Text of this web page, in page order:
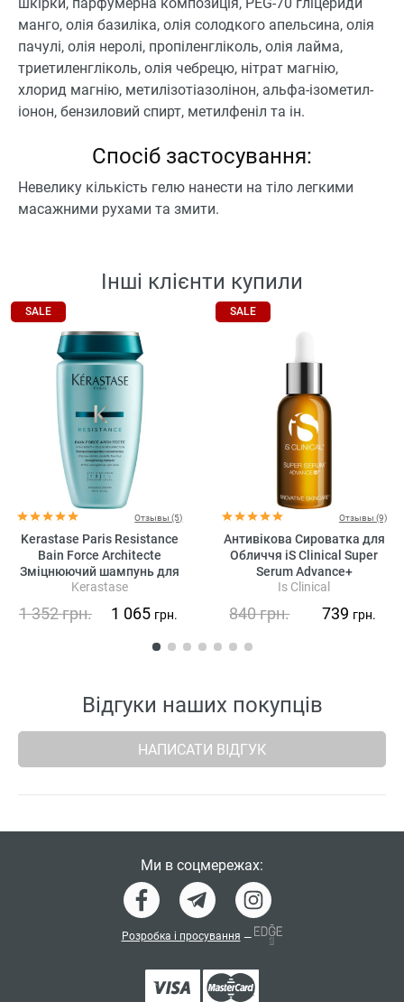
манго, олія базиліка, олія солодкого апельсина, олія
пачулі, олія неролі, пропіленгліколь, олія лайма,
триетиленгліколь, олія чебрецю, нітрат магнію,
хлорид магнію, метилізотіазолінон, альфа-ізометил-
іонон, бензиловий спирт, метилфеніл та ін.
Спосіб застосування:
Невелику кількість гелю нанести на тіло легкими
масажними рухами та змити.
Інші клієнти купили
SALE
Отзывы (5)
Kerastase Paris Resistance
Bain Force Architecte
Зміцнюючий шампунь для
волосся
Kerastase
1 352грн. 1 065 грн.
SALE
Отзывы (9)
Антивікова Сироватка для
Обличчя iS Clinical Super
Serum Advance+
Is Clinical
840грн. 739 грн.
Відгуки наших покупців
НАПИСАТИ ВІДГУК
Ми в соцмережах:
Розробка і просування —